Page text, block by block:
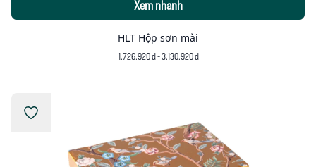
Xem nhanh
HLT Hộp sơn mài
1.726.920 đ - 3.130.920 đ